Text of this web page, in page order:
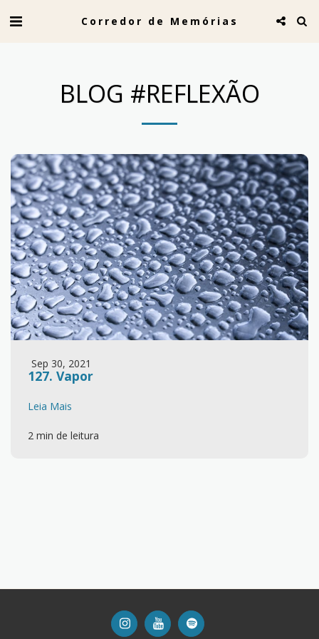
Corredor de Memórias
BLOG #REFLEXÃO
Sep 30, 2021
127. Vapor
Leia Mais
2 min de leitura